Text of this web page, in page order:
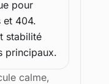
pour
et 404.
stabilité
principaux.
calme,